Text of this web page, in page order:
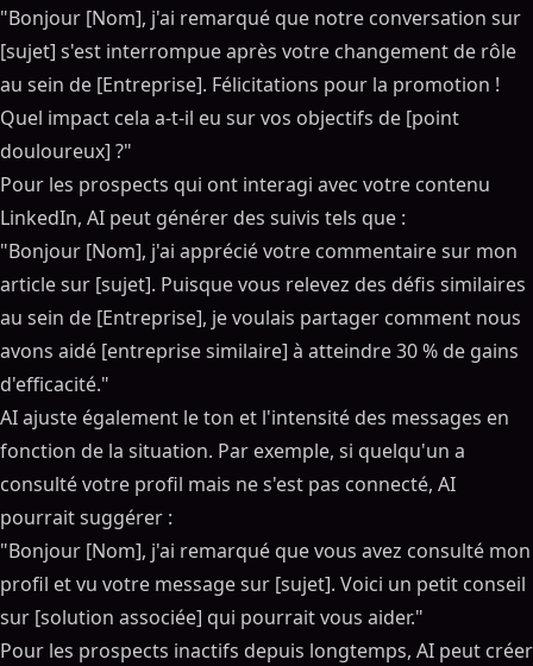
"Bonjour [Nom], j'ai remarqué que notre conversation sur
[sujet] s'est interrompue après votre changement de rôle
au sein de [Entreprise]. Félicitations pour la promotion !
Quel impact cela a-t-il eu sur vos objectifs de [point
douloureux] ?"
Pour les prospects qui ont interagi avec votre contenu
LinkedIn, AI peut générer des suivis tels que :
"Bonjour [Nom], j'ai apprécié votre commentaire sur mon
article sur [sujet]. Puisque vous relevez des défis similaires
au sein de [Entreprise], je voulais partager comment nous
avons aidé [entreprise similaire] à atteindre 30 % de gains
d'efficacité."
AI ajuste également le ton et l'intensité des messages en
fonction de la situation. Par exemple, si quelqu'un a
consulté votre profil mais ne s'est pas connecté, AI
pourrait suggérer :
"Bonjour [Nom], j'ai remarqué que vous avez consulté mon
profil et vu votre message sur [sujet]. Voici un petit conseil
sur [solution associée] qui pourrait vous aider."
Pour les prospects inactifs depuis longtemps, AI peut créer